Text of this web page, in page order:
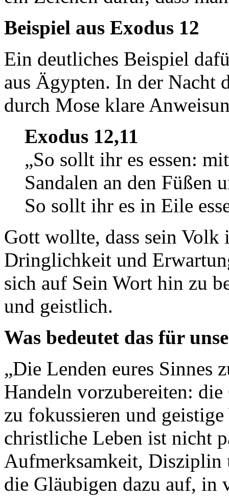
Beispiel aus Exodus 12
Ein deutliches Beispiel
aus Ägypten. In der Nacht
durch Mose klare
Exodus 12,11
„So sollt ihr es essen:
Sandalen an den Füßen
So sollt ihr es in Eile
Gott wollte, dass sein Volk
Dringlichkeit und
sich auf Sein Wort hin zu
und geistlich.
Was bedeutet das für
„Die Lenden eures Sinnes
Handeln vorzubereiten: die
zu fokussieren und
christliche Leben ist nicht
Aufmerksamkeit, Disziplin
die Gläubigen dazu auf,